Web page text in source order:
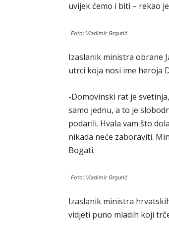
uvijek ćemo i biti – rekao
Foto: Vladimir Grgurić
Izaslanik ministra obrane
utrci koja nosi ime heroja
-Domovinski rat je
samo jednu, a to je
podarili. Hvala vam što
nikada neće zaboraviti.
Bogati.
Foto: Vladimir Grgurić
Izaslanik ministra
vidjeti puno mladih koji